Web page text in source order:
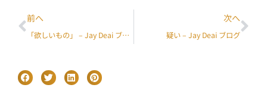
前へ
「欲しいもの」 – Jay Deai ブログ
次へ
疑い – Jay Deai ブログ